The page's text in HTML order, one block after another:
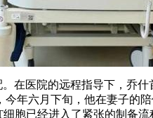
在医院的远程指导下，乔
今年六月下旬，他在妻子的
胞已经进入了紧张的制备